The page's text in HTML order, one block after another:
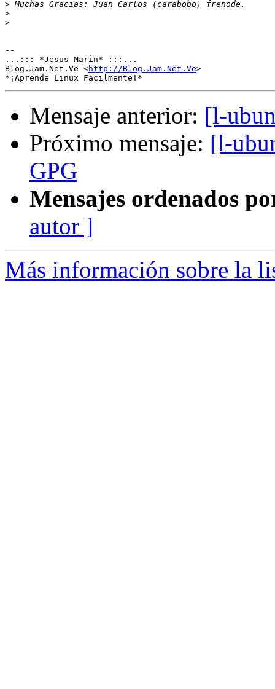
>
>
>
--
...::: *Jesus Marin* :::...
Blog.Jam.Net.Ve <http://Blog.Jam.Net.Ve>
Mensaje anterior: [l-
Próximo mensaje: [l-
GPG
Mensajes ordenados
autor ]
Más información sobre la